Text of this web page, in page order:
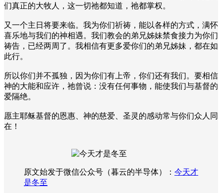
们真正的大牧人，这一切祂都知道，祂都掌权。
又一个主日将要来临。我为你们祈祷，能以各样的方式，满怀
喜乐地与我们的神相遇。我们教会的弟兄姊妹禁食接力为你们
祷告，已经两周了。我相信有更多爱你们的弟兄姊妹，都在如
此行。
所以你们并不孤独，因为你们有上帝，你们还有我们。要相信
神的大能和应许，祂曾说：没有任何事物，能使我们与基督的
爱隔绝。
愿主耶稣基督的恩惠、神的慈爱、圣灵的感动常与你们众人同
在！
原文始发于微信公众号（暮云的半导体）： 今天才
是冬至